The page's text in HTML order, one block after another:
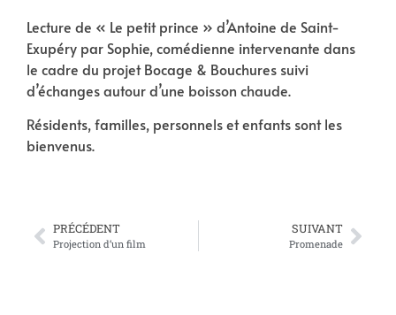
Lecture de « Le petit prince » d’Antoine de Saint-
Exupéry par Sophie, comédienne intervenante dans
le cadre du projet Bocage & Bouchures suivi
d’échanges autour d’une boisson chaude.
Résidents, familles, personnels et enfants sont les
bienvenus.
PRÉCÉDENT
Projection d’un film
SUIVANT
Promenade